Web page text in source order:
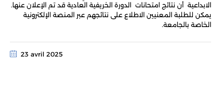
الابداعية أن نتائج امتحانات الدورة الخريفية العادية قد تم الإعلان عنها.
يمكن للطلبة المعنيين الاطلاع على نتائجهم عبر المنصة الإلكترونية
الخاصة بالجامعة.
23 avril 2025